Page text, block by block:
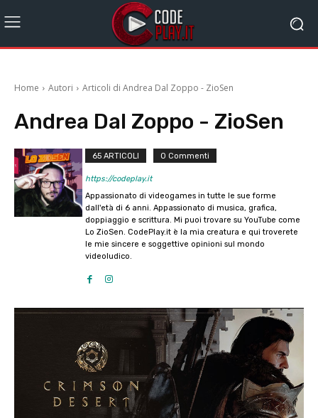
Home Autori Articoli di Andrea Dal Zoppo - ZioSen
Andrea Dal Zoppo - ZioSen
65 ARTICOLI 0 Commenti
https://codeplay.it
Appassionato di videogames in tutte le sue forme
dall'età di 6 anni. Appassionato di musica, grafica,
doppiaggio e scrittura. Mi puoi trovare su YouTube come
Lo ZioSen. CodePlay.it è la mia creatura e qui troverete
le mie sincere e soggettive opinioni sul mondo
videoludico.